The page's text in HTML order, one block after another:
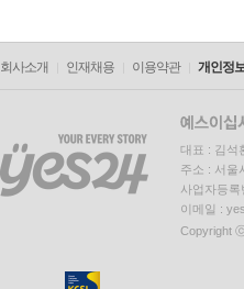
회사소개 인재채용 이용약관 개인정
대표 : 김석
주소 : 서울
사업자등
이메일 :
Copyright